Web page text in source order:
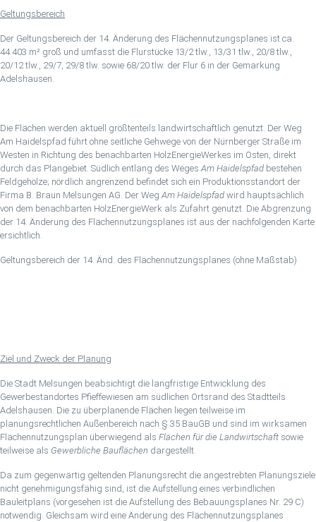
Geltungsbereich
Der Geltungsbereich der 14. Änderung des Flächennutzungsplanes ist ca.
44.403 m² groß und umfasst die Flurstücke 13/2 tlw., 13/31 tlw., 20/8 tlw.,
20/12 tlw., 29/7, 29/8 tlw. sowie 68/20 tlw. der Flur 6 in der Gemarkung
Adelshausen.
Die Flächen werden aktuell größtenteils landwirtschaftlich genutzt. Der Weg
Am Haidelspfad führt ohne seitliche Gehwege von der Nürnberger Straße im
Westen in Richtung des benachbarten HolzEnergieWerkes im Osten, direkt
durch das Plangebiet. Südlich entlang des WegesAm Haidelspfad bestehen
Feldgehölze; nördlich angrenzend befindet sich ein Produktionsstandort der
Firma B. Braun Melsungen AG. Der WegAm Haidelspfad wird hauptsächlich
von dem benachbarten HolzEnergieWerk als Zufahrt genutzt. Die Abgrenzung
der 14. Änderung des Flächennutzungsplanes ist aus der nachfolgenden Karte
ersichtlich.
Geltungsbereich der 14. Änd. des Flächennutzungsplanes (ohne Maßstab)
Ziel und Zweck der Planung
Die Stadt Melsungen beabsichtigt die langfristige Entwicklung des
Gewerbestandortes Pfieffewiesen am südlichen Ortsrand des Stadtteils
Adelshausen. Die zu überplanende Flächen liegen teilweise im
planungsrechtlichen Außenbereich nach § 35 BauGB und sind im wirksamen
Flächennutzungsplan überwiegend als Flächen für die Landwirtschaft sowie
teilweise als Gewerbliche Bauflächen dargestellt.
Da zum gegenwärtig geltenden Planungsrecht die angestrebten Planungsziele
nicht genehmigungsfähig sind, ist die Aufstellung eines verbindlichen
Bauleitplans (vorgesehen ist die Aufstellung des Bebauungsplanes Nr. 29 C)
notwendig. Gleichsam wird eine Änderung des Flächennutzungsplanes